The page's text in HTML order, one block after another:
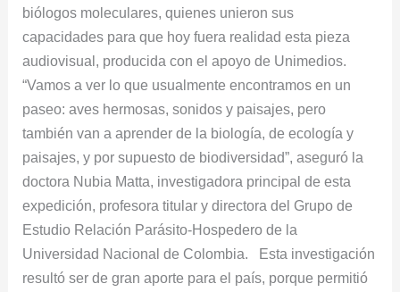
biólogos moleculares, quienes unieron sus
capacidades para que hoy fuera realidad esta pieza
audiovisual, producida con el apoyo de Unimedios.
“Vamos a ver lo que usualmente encontramos en un
paseo: aves hermosas, sonidos y paisajes, pero
también van a aprender de la biología, de ecología y
paisajes, y por supuesto de biodiversidad”, aseguró la
doctora Nubia Matta, investigadora principal de esta
expedición, profesora titular y directora del Grupo de
Estudio Relación Parásito-Hospedero de la
Universidad Nacional de Colombia. Esta investigación
resultó ser de gran aporte para el país, porque permitió